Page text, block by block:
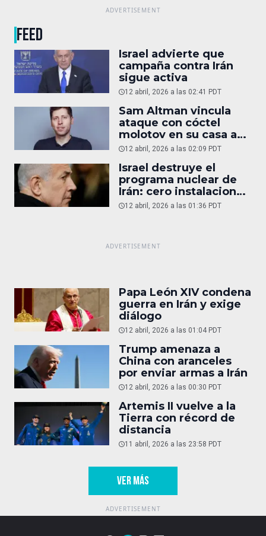
FEED
Israel advierte que
campaña contra Irán
sigue activa
12 abril, 2026 a las 02:41 PDT
Sam Altman vincula
ataque con cóctel
molotov en su casa a
reportaje
12 abril, 2026 a las 02:09 PDT
Israel destruye el
programa nuclear de
Irán: cero instalaciones
operativas
12 abril, 2026 a las 01:36 PDT
Papa León XIV condena
guerra en Irán y exige
diálogo
12 abril, 2026 a las 01:04 PDT
Trump amenaza a
China con aranceles
por enviar armas a Irán
12 abril, 2026 a las 00:30 PDT
Artemis II vuelve a la
Tierra con récord de
distancia
11 abril, 2026 a las 23:58 PDT
VER MÁS